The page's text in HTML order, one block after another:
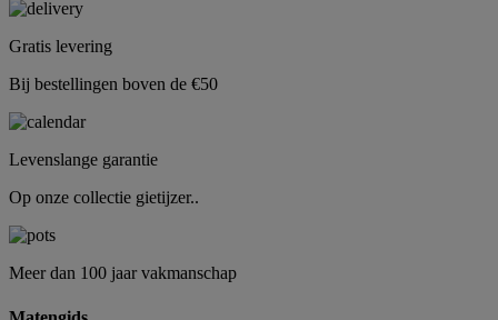
Gratis levering
Bij bestellingen boven de €50
Levenslange garantie
Op onze collectie gietijzer..
Meer dan 100 jaar vakmanschap